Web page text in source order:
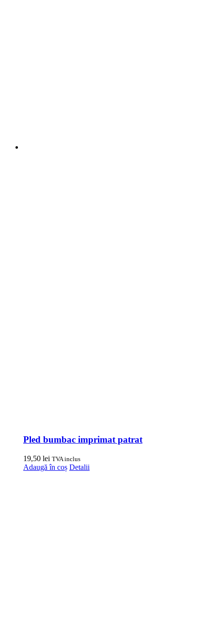
Pled bumbac imprimat patrat
19,50 lei TVA inclus
Adaugă în coș Detalii